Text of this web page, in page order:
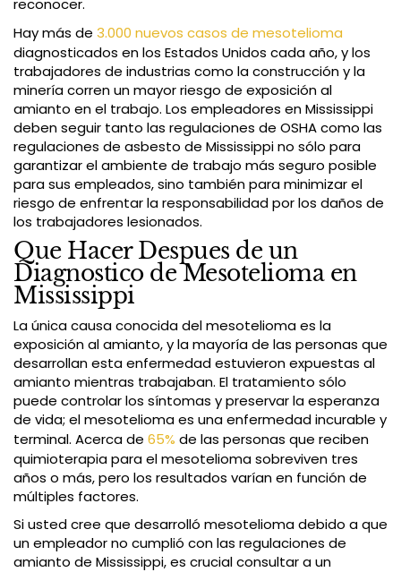
reconocer.
Hay más de 3.000 nuevos casos de mesotelioma
diagnosticados en los Estados Unidos cada año, y los
trabajadores de industrias como la construcción y la
minería corren un mayor riesgo de exposición al
amianto en el trabajo. Los empleadores en Mississippi
deben seguir tanto las regulaciones de OSHA como las
regulaciones de asbesto de Mississippi no sólo para
garantizar el ambiente de trabajo más seguro posible
para sus empleados, sino también para minimizar el
riesgo de enfrentar la responsabilidad por los daños de
los trabajadores lesionados.
Que Hacer Despues de un
Diagnostico de Mesotelioma en
Mississippi
La única causa conocida del mesotelioma es la
exposición al amianto, y la mayoría de las personas que
desarrollan esta enfermedad estuvieron expuestas al
amianto mientras trabajaban. El tratamiento sólo
puede controlar los síntomas y preservar la esperanza
de vida; el mesotelioma es una enfermedad incurable y
terminal. Acerca de 65% de las personas que reciben
quimioterapia para el mesotelioma sobreviven tres
años o más, pero los resultados varían en función de
múltiples factores.
Si usted cree que desarrolló mesotelioma debido a que
un empleador no cumplió con las regulaciones de
amianto de Mississippi, es crucial consultar a un